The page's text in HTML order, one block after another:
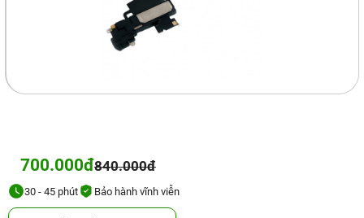
700.000đ840.000đ
30 - 45 phút Bảo hành vĩnh viễn